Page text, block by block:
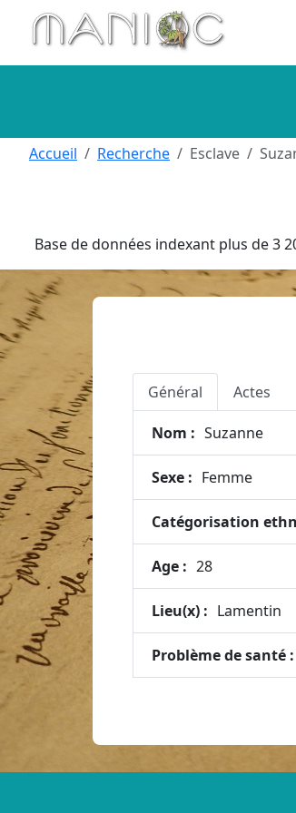
Aller au contenu principal
Base de données indexant plus de 3
Accueil Recherche Esclave
Général Actes
Nom : Suzanne
Sexe : Femme
Catégorisation
Age : 28
Lieu(x) : Lamentin
Problème de santé :